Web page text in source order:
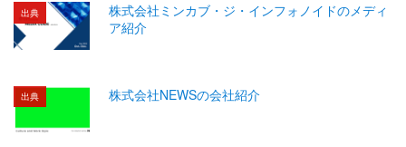
出典
株式会社ミンカブ・ジ・インフォノイドのメディ
ア紹介
出典 株式会社NEWSの会社紹介